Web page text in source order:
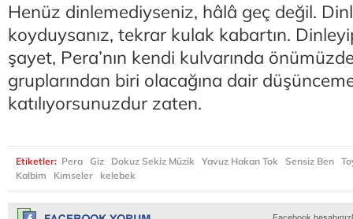
Henüz dinlemediyseniz, hâlâ geç değil.
koyduysanız, tekrar kulak kabartın.
şayet, Pera’nın kendi kulvarında
gruplarından biri olacağına dair
katılıyorsunuzdur zaten.
Etiketler: Pera Giz Dokuz Sekiz Müzik Yavuz Hakan Tok Sensiz Ben
Kalbim
Kimseler kelebek